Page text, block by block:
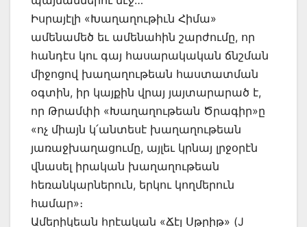
Իսրայէլի «Խաղաղութիւն Հիմա»
ամենամեծ եւ ամենահին շարժումը, որ
հանդէս կու գայ հասարակական ճնշման
միջոցով խաղաղութեան հաստատման
օգտին, իր կայքին վրայ յայտարարած է,
որ Թրամփի «Խաղաղութեան Ծրագիր»ը
«ոչ միայն կ՛անտեսէ խաղաղութեան
յառաջխաղացումը, այլեւ կրնայ լրջօրէն
վնասել իրական խաղաղութեան
հեռանկարներուն, երկու կողմերուն
համար»։
Ամերիկեան հրէական «Ճէյ Սթրիթ» (J